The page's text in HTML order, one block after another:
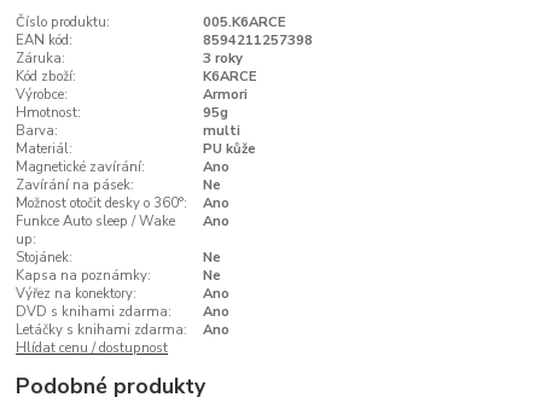
Číslo produktu:
005.K6ARCE
EAN kód:
8594211257398
Záruka:
3 roky
Kód zboží:
K6ARCE
Výrobce:
Armori
Hmotnost:
95g
Barva:
multi
Materiál:
PU kůže
Magnetické zavírání:
Ano
Zavírání na pásek:
Ne
Možnost otočit desky o 360°:
Ano
Funkce Auto sleep / Wake
up:
Ano
Stojánek:
Ne
Kapsa na poznámky:
Ne
Výřez na konektory:
Ano
DVD s knihami zdarma:
Ano
Letáčky s knihami zdarma:
Ano
Hlídat cenu / dostupnost
Podobné produkty